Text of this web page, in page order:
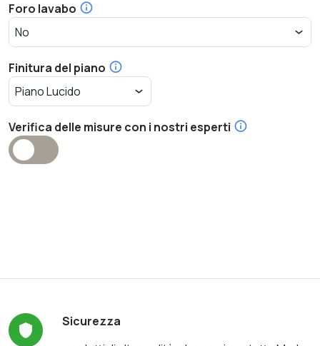
Foro lavabo
Finitura del piano
Verifica delle misure con i nostri esperti
Sicurezza